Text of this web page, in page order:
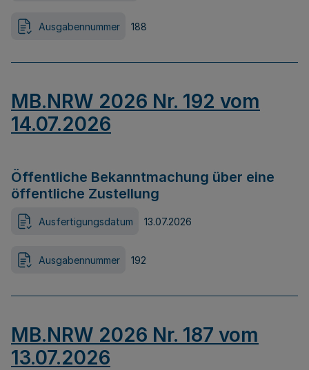
Ausgabennummer 188
MB.NRW 2026 Nr. 192 vom
14.07.2026
Öffentliche Bekanntmachung über eine
öffentliche Zustellung
Ausfertigungsdatum 13.07.2026
Ausgabennummer 192
MB.NRW 2026 Nr. 187 vom
13.07.2026